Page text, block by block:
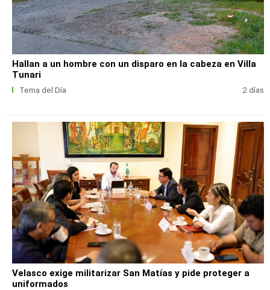
Hallan a un hombre con un disparo en la cabeza en Villa
Tunari
Tema del Día 2 días
Velasco exige militarizar San Matías y pide proteger a
uniformados